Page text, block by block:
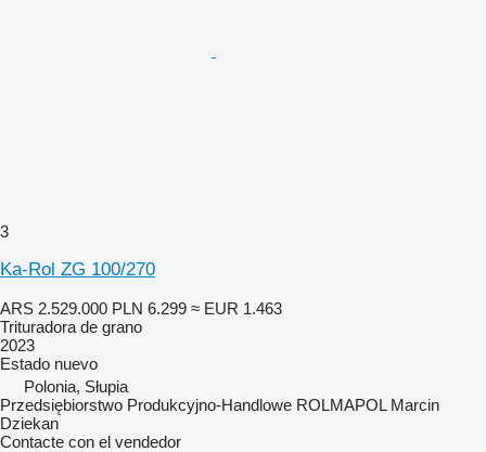
3
Ka-Rol ZG 100/270
ARS 2.529.000 PLN 6.299 ≈ EUR 1.463
Trituradora de grano
2023
Estado nuevo
Polonia, Słupia
Przedsiębiorstwo Produkcyjno-Handlowe ROLMAPOL Marcin
Dziekan
Contacte con el vendedor